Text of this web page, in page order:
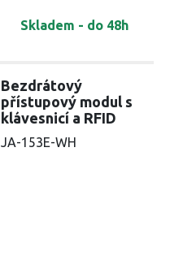
Skladem - do 48h
Bezdrátový
přístupový modul s
klávesnicí a RFID
JA-153E-WH